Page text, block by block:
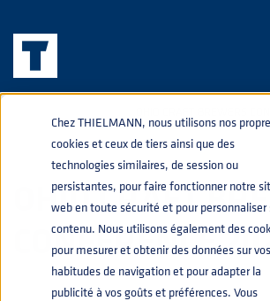
Chez THIELMANN, nous utilisons nos
cookies et ceux de tiers ainsi que des
technologies similaires, de session ou
persistantes, pour faire fonctionner notre
web en toute sécurité et pour personnaliser
contenu. Nous utilisons également des
pour mesurer et obtenir des données sur vos
habitudes de navigation et pour adapter la
publicité à vos goûts et préférences. Vous
OHIO CRAFT BREWERS
OHIO CRAFT
CONFERENCE
BOISSONS 19 JANV. 2022 17:34:38